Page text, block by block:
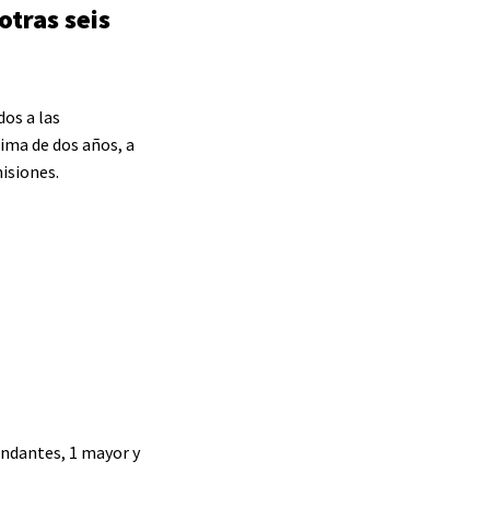
seis
a las
de dos años, a
1 mayor y